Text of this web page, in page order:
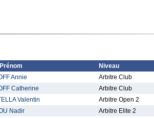
Niveau
Annie
Arbitre Club
Catherine
Arbitre Club
Valentin
Arbitre Open 2
Nadir
Arbitre Elite 2